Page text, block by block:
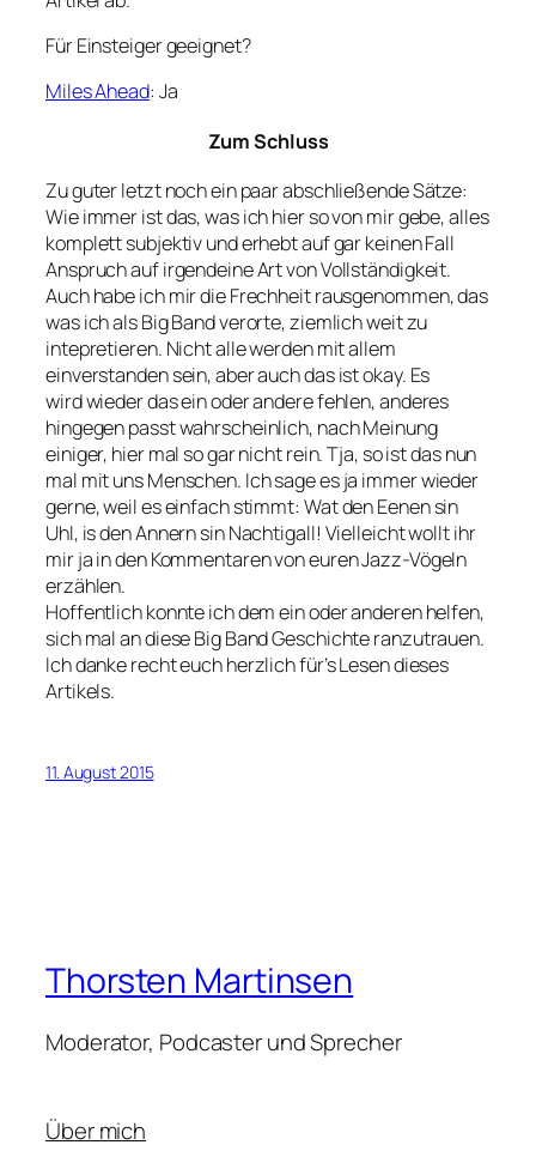
Für Einsteiger geeignet?
Miles Ahead: Ja
Zum Schluss
Zu guter letzt noch ein paar abschließende Sätze:
Wie immer ist das, was ich hier so von mir gebe, alles
komplett subjektiv und erhebt auf gar keinen Fall
Anspruch auf irgendeine Art von Vollständigkeit.
Auch habe ich mir die Frechheit rausgenommen, das
was ich als Big Band verorte, ziemlich weit zu
intepretieren. Nicht alle werden mit allem
einverstanden sein, aber auch das ist okay. Es
wird wieder das ein oder andere fehlen, anderes
hingegen passt wahrscheinlich, nach Meinung
einiger, hier mal so gar nicht rein. Tja, so ist das nun
mal mit uns Menschen. Ich sage es ja immer wieder
gerne, weil es einfach stimmt: Wat den Eenen sin
Uhl, is den Annern sin Nachtigall! Vielleicht wollt ihr
mir ja in den Kommentaren von euren Jazz-Vögeln
erzählen.
Hoffentlich konnte ich dem ein oder anderen helfen,
sich mal an diese Big Band Geschichte ranzutrauen.
Ich danke recht euch herzlich für’s Lesen dieses
Artikels.
11. August 2015
Thorsten Martinsen
Moderator, Podcaster und Sprecher
Über mich